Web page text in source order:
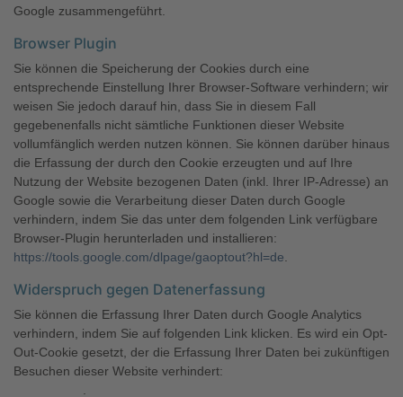
Google zusammengeführt.
Browser Plugin
Sie können die Speicherung der Cookies durch eine
entsprechende Einstellung Ihrer Browser-Software verhindern; wir
weisen Sie jedoch darauf hin, dass Sie in diesem Fall
gegebenenfalls nicht sämtliche Funktionen dieser Website
vollumfänglich werden nutzen können. Sie können darüber hinaus
die Erfassung der durch den Cookie erzeugten und auf Ihre
Nutzung der Website bezogenen Daten (inkl. Ihrer IP-Adresse) an
Google sowie die Verarbeitung dieser Daten durch Google
verhindern, indem Sie das unter dem folgenden Link verfügbare
Browser-Plugin herunterladen und installieren:
https://tools.google.com/dlpage/gaoptout?hl=de
Widerspruch gegen Datenerfassung
Sie können die Erfassung Ihrer Daten durch Google Analytics
verhindern, indem Sie auf folgenden Link klicken. Es wird ein Opt-
Out-Cookie gesetzt, der die Erfassung Ihrer Daten bei zukünftigen
Besuchen dieser Website verhindert: